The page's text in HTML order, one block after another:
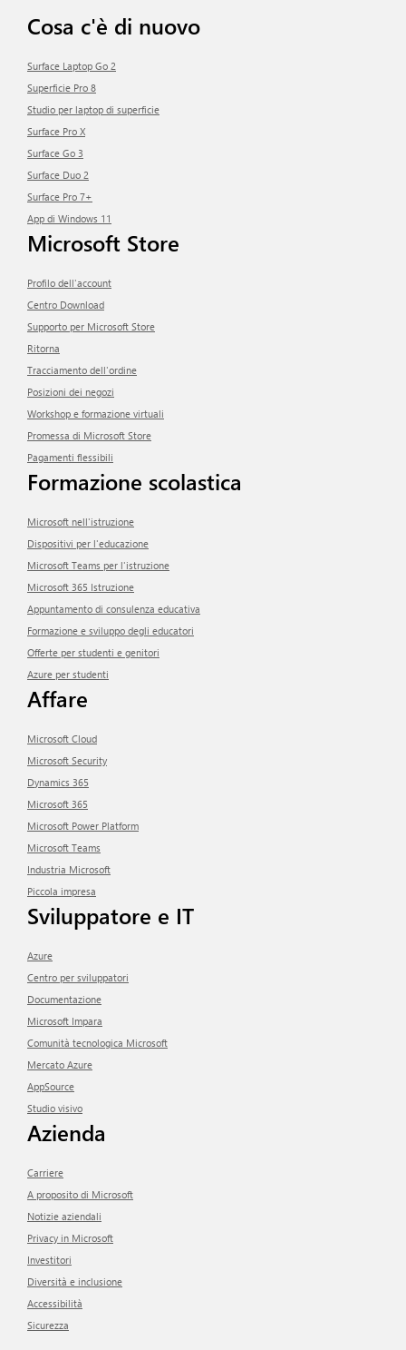
Cosa c'è di nuovo
Surface Laptop Go 2
Superficie Pro 8
Studio per laptop di superficie
Surface Pro X
Surface Go 3
Surface Duo 2
Surface Pro 7+
App di Windows 11
Microsoft Store
Profilo dell'account
Centro Download
Supporto per Microsoft Store
ritorna
Tracciamento dell'ordine
Posizioni dei negozi
Workshop e formazione virtuali
Promessa di Microsoft Store
Pagamenti flessibili
Formazione scolastica
Microsoft nell'istruzione
Dispositivi per l'educazione
Microsoft Teams per l'istruzione
Microsoft 365 Istruzione
Appuntamento di consulenza educativa
Formazione e sviluppo degli educatori
Offerte per studenti e genitori
Azure per studenti
Affare
Microsoft Cloud
Microsoft Security
Dynamics 365
Microsoft 365
Microsoft Power Platform
Microsoft Teams
Industria Microsoft
Piccola impresa
Sviluppatore e IT
Azure
Centro per sviluppatori
Documentazione
Microsoft Impara
Comunità tecnologica Microsoft
Mercato Azure
AppSource
Studio visivo
Azienda
Carriere
A proposito di Microsoft
Notizie aziendali
Privacy in Microsoft
Investitori
Diversità e inclusione
Accessibilità
Sicurezza